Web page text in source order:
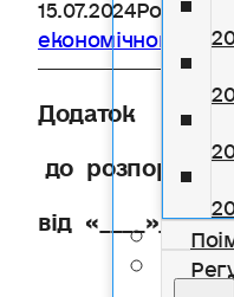
економічного
Додаток
до
від